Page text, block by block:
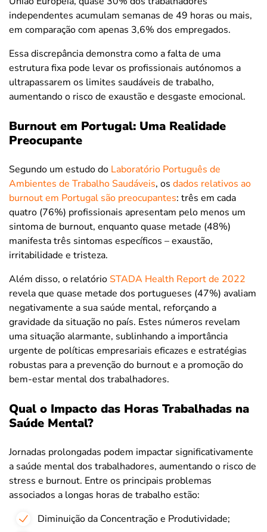
independentes acumulam semanas de 49 horas ou mais,
em comparação com apenas 3,6% dos empregados.
Essa discrepância demonstra como a falta de uma
estrutura fixa pode levar os profissionais autónomos a
ultrapassarem os limites saudáveis de trabalho,
aumentando o risco de exaustão e desgaste emocional.
Burnout em Portugal: Uma Realidade
Preocupante
Segundo um estudo do Laboratório Português de
Ambientes de Trabalho Saudáveis, os dados relativos ao
burnout em Portugal são preocupantes: três em cada
quatro (76%) profissionais apresentam pelo menos um
sintoma de burnout, enquanto quase metade (48%)
manifesta três sintomas específicos – exaustão,
irritabilidade e tristeza.
Além disso, o relatório STADA Health Report de 2022
revela que quase metade dos portugueses (47%) avaliam
negativamente a sua saúde mental, reforçando a
gravidade da situação no país. Estes números revelam
uma situação alarmante, sublinhando a importância
urgente de políticas empresariais eficazes e estratégias
robustas para a prevenção do burnout e a promoção do
bem-estar mental dos trabalhadores.
Qual o Impacto das Horas Trabalhadas na
Saúde Mental?
Jornadas prolongadas podem impactar significativamente
a saúde mental dos trabalhadores, aumentando o risco de
stress e burnout. Entre os principais problemas
associados a longas horas de trabalho estão:
Diminuição da Concentração e Produtividade;